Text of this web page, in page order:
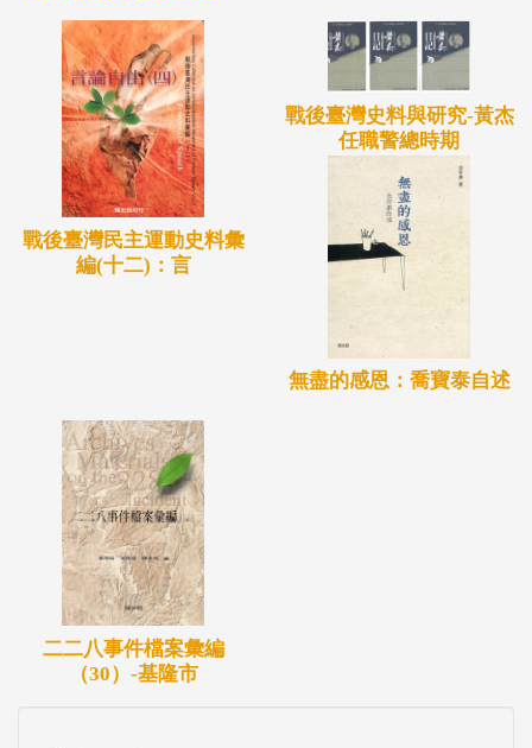
戰後臺灣民主運動史料彙
編(十二)：言
戰後臺灣史料與研究-黃杰
任職警總時期
無盡的感恩：喬寶泰自述
二二八事件檔案彙編
（30）-基隆市